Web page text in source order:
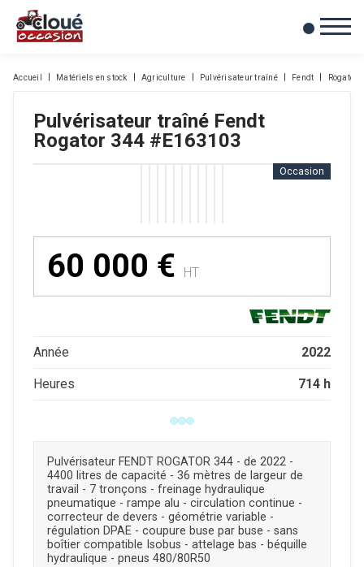
Mes favoris
0
Accueil Matériels en stock Agriculture Pulvérisateur traîné Fendt Rogator
Pulvérisateur traîné Fendt
Rogator 344 #E163103
Occasion
Pulvérisateur FENDT ROGATOR 344 - de 2022 -
4400 litres de capacité - 36 mètres de largeur de
travail - 7 tronçons - freinage hydraulique
pneumatique - rampe alu - circulation continue -
correcteur de devers - géométrie variable -
régulation DPAE - coupure buse par buse - sans
boîtier compatible Isobus - attelage bas - béquille
hydraulique - pneus 480/80R50
60 000 € HT
Année 2022
Heures 714 h